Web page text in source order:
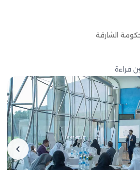
الشارقة
قراءة